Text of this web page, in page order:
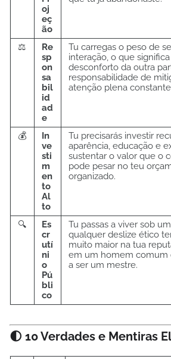
oj
eç
ão
⚖️
Re
sp
on
sa
bil
id
ad
e
Tu carregas o peso de
interação, o que
desconforto da outra
responsabilidade de
atenção plena
💰
In
ve
sti
m
en
to
Al
to
Tu precisarás investir
aparência, educação e
sustentar o valor que o
pode pesar no teu
organizado.
🔍
Es
cr
utí
ni
o
Pú
bli
co
Tu passas a viver sob
qualquer deslize ético
muito maior na tua
em um homem comum
a ser um mestre.
🌓 10 Verdades e Mentiras